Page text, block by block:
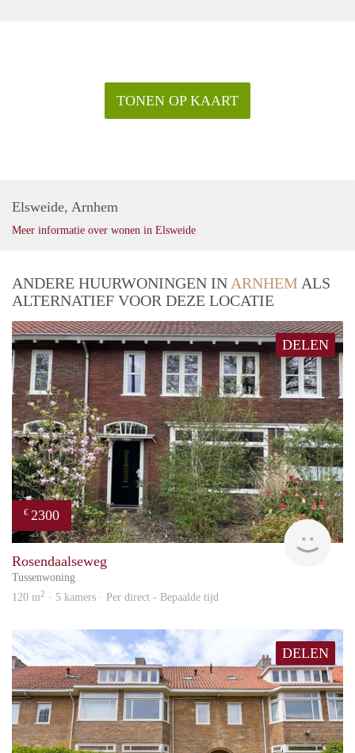
TONEN OP KAART
Elsweide, Arnhem
Meer informatie over wonen in Elsweide
ANDERE HUURWONINGEN IN ARNHEM ALS
ALTERNATIEF VOOR DEZE LOCATIE
DELEN
€ 2300
Blinq
Rosendaalseweg
Tussenwoning
120 m2 · 5 kamers · Per direct - Bepaalde tijd
DELEN